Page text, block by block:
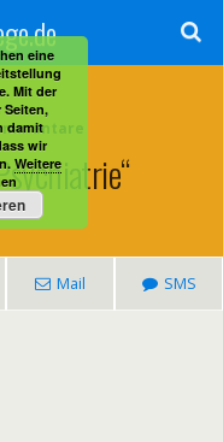
Mail SMS
eine
Mit der
Seiten,
damit
wir
Weitere